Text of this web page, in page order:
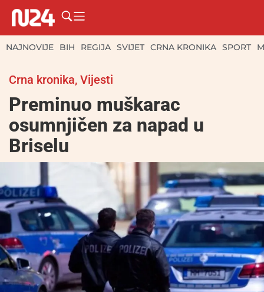
NAJNOVIJE BIH REGIJA SVIJET CRNA KRONIKA SPORT
Crna kronika, Vijesti
Preminuo muškarac
osumnjičen za napad u
Briselu